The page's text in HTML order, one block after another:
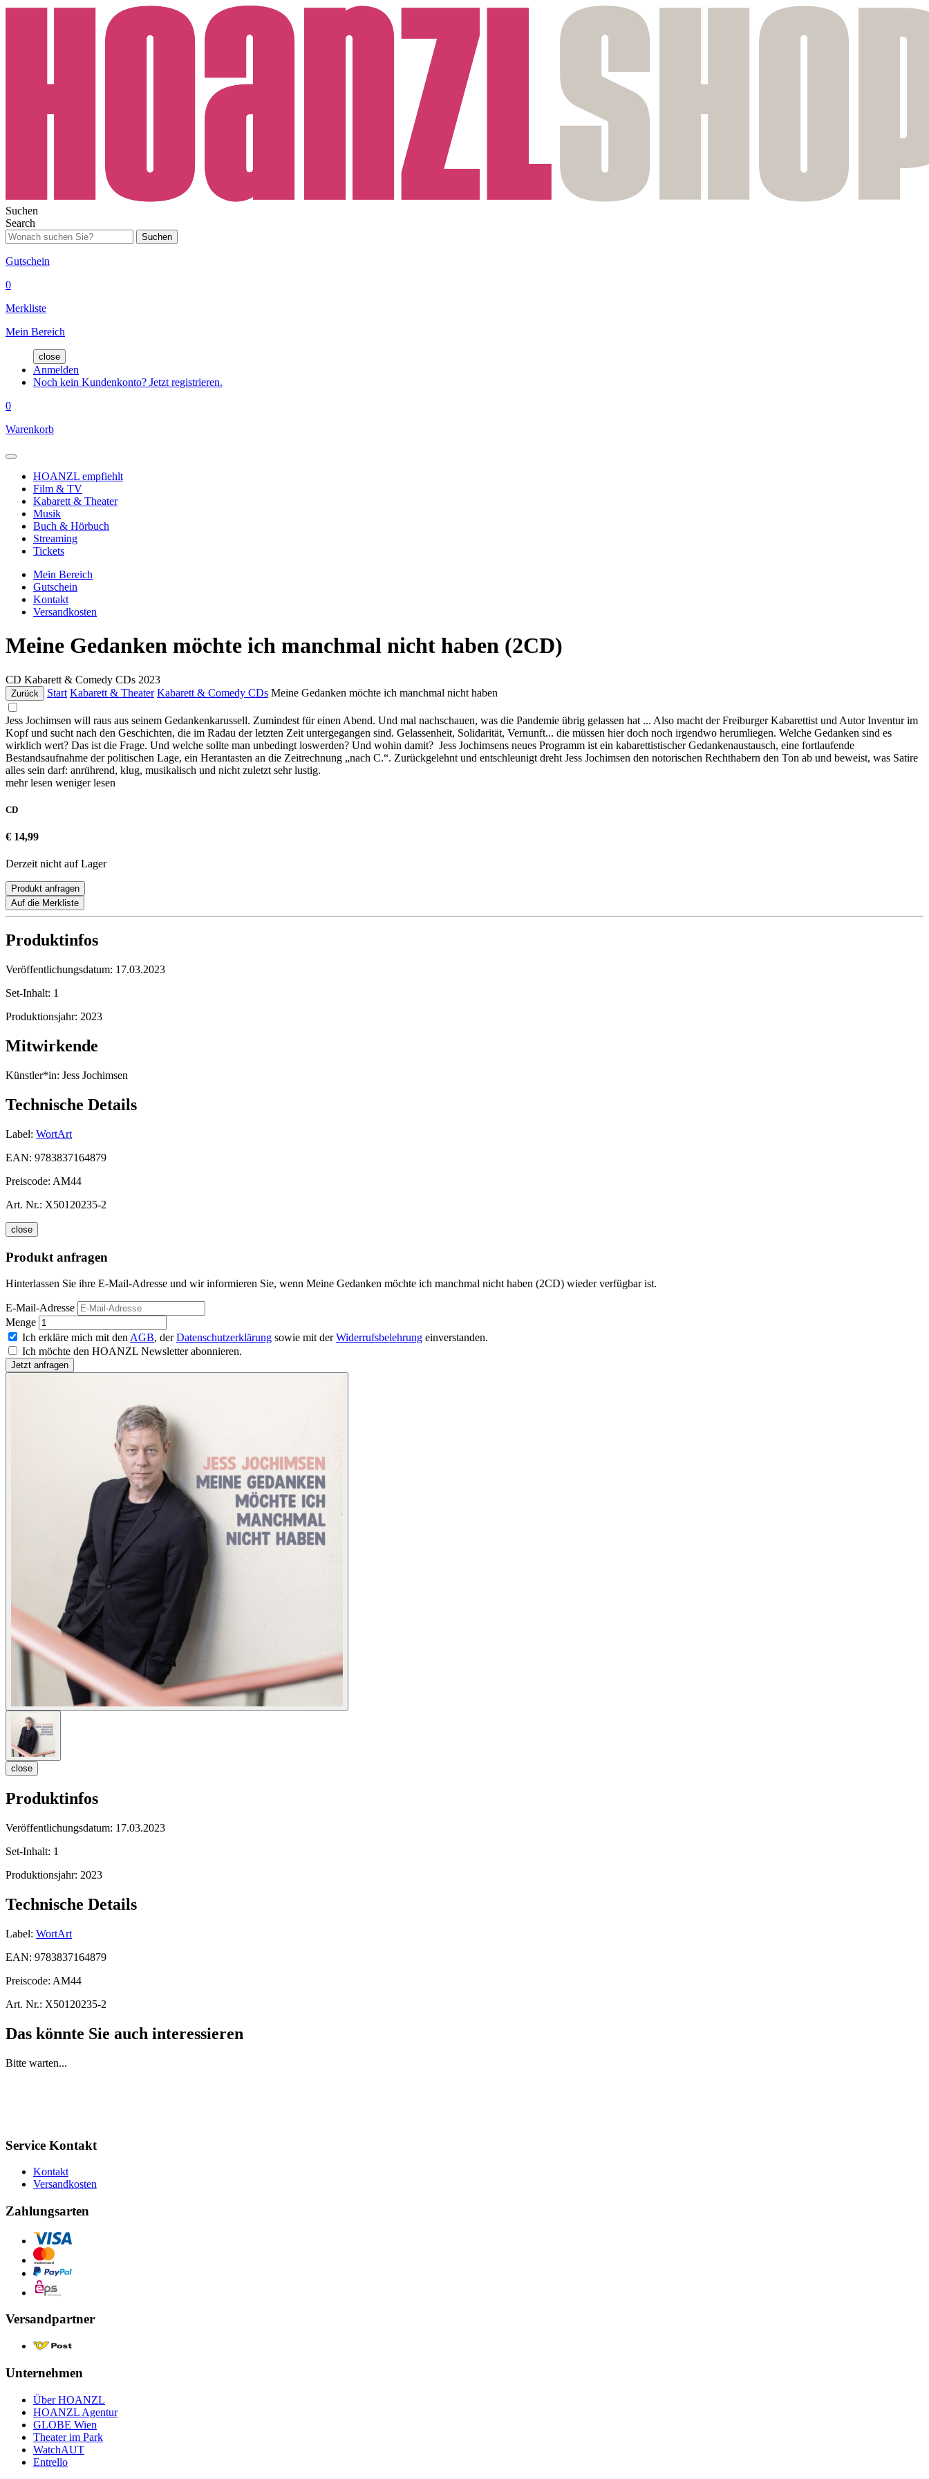
Suchen
Search
Suchen
Gutschein
0
Merkliste
Mein Bereich
close
Anmelden
Noch kein Kundenkonto? Jetzt registrieren.
0
Warenkorb
HOANZL empfiehlt
Film & TV
Kabarett & Theater
Musik
Buch & Hörbuch
Streaming
Tickets
Mein Bereich
Gutschein
Kontakt
Versandkosten
Meine Gedanken möchte ich manchmal nicht haben (2CD)
CD Kabarett & Comedy CDs 2023
Zurück Start Kabarett & Theater Kabarett & Comedy CDs Meine Gedanken möchte ich manchmal nicht haben
Jess Jochimsen will raus aus seinem Gedankenkarussell. Zumindest für einen Abend. Und mal nachschauen, was die Pandemie übrig gelassen hat ... Also macht der Freiburger Kabarettist und Autor Inventur im
Kopf und sucht nach den Geschichten, die im Radau der letzten Zeit untergegangen sind. Gelassenheit, Solidarität, Vernunft... die müssen hier doch noch irgendwo herumliegen. Welche Gedanken sind es
wirklich wert? Das ist die Frage. Und welche sollte man unbedingt loswerden? Und wohin damit? Jess Jochimsens neues Programm ist ein kabarettistischer Gedankenaustausch, eine fortlaufende
Bestandsaufnahme der politischen Lage, ein Herantasten an die Zeitrechnung „nach C.“. Zurückgelehnt und entschleunigt dreht Jess Jochimsen den notorischen Rechthabern den Ton ab und beweist, was Satire
alles sein darf: anrührend, klug, musikalisch und nicht zuletzt sehr lustig.
mehr lesen weniger lesen
CD
€ 14,99
Derzeit nicht auf Lager
Produkt anfragen
Auf die Merkliste
Produktinfos
Veröffentlichungsdatum: 17.03.2023
Set-Inhalt: 1
Produktionsjahr: 2023
Mitwirkende
Künstler*in: Jess Jochimsen
Technische Details
Label: WortArt
EAN: 9783837164879
Preiscode: AM44
Art. Nr.: X50120235-2
close
Produkt anfragen
Hinterlassen Sie ihre E-Mail-Adresse und wir informieren Sie, wenn Meine Gedanken möchte ich manchmal nicht haben (2CD) wieder verfügbar ist.
E-Mail-Adresse
Menge
Ich erkläre mich mit den AGB, derDatenschutzerklärung sowie mit derWiderrufsbelehrung einverstanden.
Ich möchte den HOANZL Newsletter abonnieren.
close
Produktinfos
Veröffentlichungsdatum: 17.03.2023
Set-Inhalt: 1
Produktionsjahr: 2023
Technische Details
Label: WortArt
EAN: 9783837164879
Preiscode: AM44
Art. Nr.: X50120235-2
Das könnte Sie auch interessieren
Bitte warten...
Service Kontakt
Kontakt
Versandkosten
Zahlungsarten
Versandpartner
Unternehmen
Über HOANZL
HOANZL Agentur
GLOBE Wien
Theater im Park
WatchAUT
Entrello